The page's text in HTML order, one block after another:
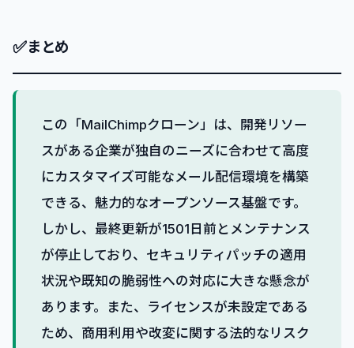
✅まとめ
この「MailChimpクローン」は、開発リソー
スがある企業が独自のニーズに合わせて高度
にカスタマイズ可能なメール配信環境を構築
できる、魅力的なオープンソース基盤です。
しかし、最終更新が1501日前とメンテナンス
が停止しており、セキュリティパッチの適用
状況や既知の脆弱性への対応に大きな懸念が
あります。また、ライセンスが未設定である
ため、商用利用や改変に関する法的なリスク